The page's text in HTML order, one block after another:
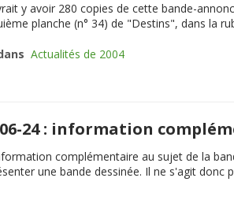
y avoir 280 copies de cette bande-
planche (n° 34) de "Destins", dans la
Actualités de 2004
06-24 : information
complémentaire au sujet de la
une bande dessinée. Il ne s'agit donc